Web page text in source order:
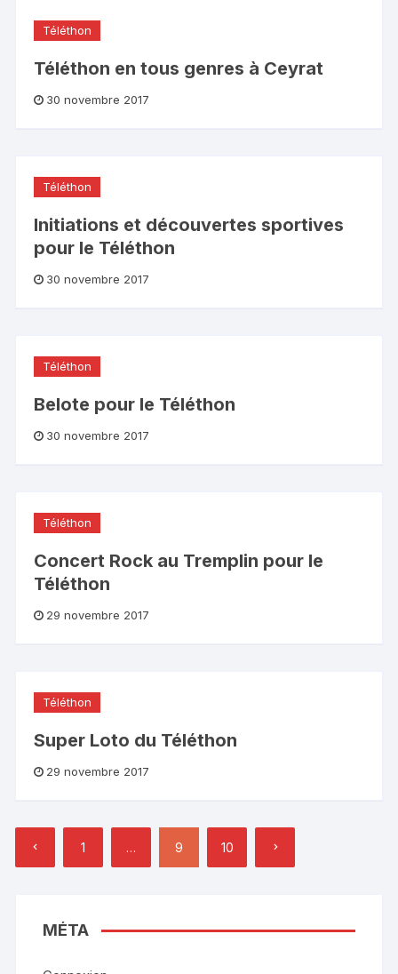
Téléthon
Téléthon en tous genres à Ceyrat
30 novembre 2017
Téléthon
Initiations et découvertes sportives
pour le Téléthon
30 novembre 2017
Téléthon
Belote pour le Téléthon
30 novembre 2017
Téléthon
Concert Rock au Tremplin pour le
Téléthon
29 novembre 2017
Téléthon
Super Loto du Téléthon
29 novembre 2017
Pagination
des
publications
1 … 9 10
MÉTA